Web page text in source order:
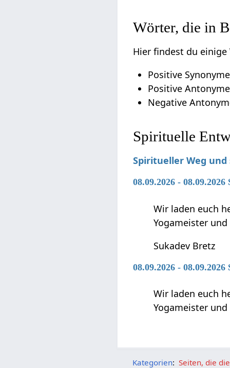
Wörter, die in
Hier findest du
Positive
Positive
Negative
Spirituelle
Spiritueller Weg
08.09.2026 -
Wir laden euch
Yogameister
Sukadev Bretz
08.09.2026 -
Wir laden euch
Yogameister
Kategorien: Seiten, die